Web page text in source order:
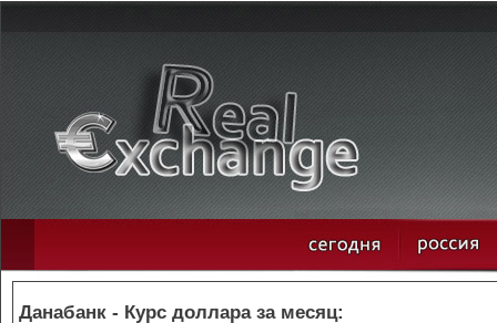
Данабанк - Курс доллара за месяц: